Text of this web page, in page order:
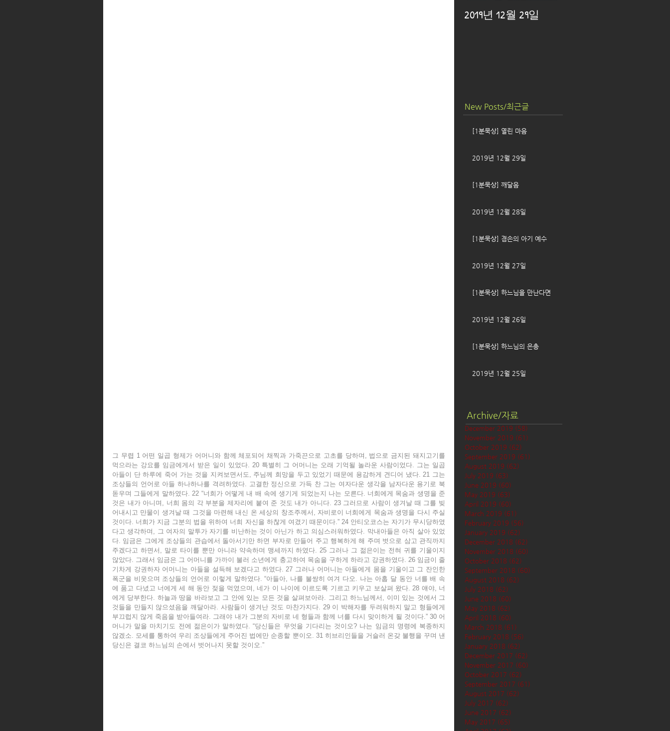
2019년 12월 29일
New Posts/최근글
[1분묵상] 열린 마음
2019년 12월 29일
[1분묵상] 깨달음
2019년 12월 28일
[1분묵상] 겸손의 아기 예수
2019년 12월 27일
[1분묵상] 하느님을 만난다면
2019년 12월 26일
[1분묵상] 하느님의 은총
2019년 12월 25일
Archive/자료
December 2019 (58)
November 2019 (61)
October 2019 (62)
September 2019 (61)
August 2019 (62)
July 2019 (63)
June 2019 (60)
May 2019 (63)
April 2019 (60)
March 2019 (61)
February 2019 (56)
January 2019 (62)
December 2018 (62)
November 2018 (60)
October 2018 (62)
September 2018 (60)
August 2018 (62)
July 2018 (62)
June 2018 (60)
May 2018 (62)
April 2018 (60)
March 2018 (61)
February 2018 (56)
January 2018 (62)
December 2017 (62)
November 2017 (60)
October 2017 (62)
September 2017 (61)
August 2017 (62)
July 2017 (62)
June 2017 (62)
May 2017 (65)
그 무렵 1 어떤 일곱 형제가 어머니와 함께 체포되어 채찍과 가죽끈으로 고초를 당하며, 법으로 금지된 돼지고기를
먹으라는 강요를 임금에게서 받은 일이 있었다. 20 특별히 그 어머니는 오래 기억될 놀라운 사람이었다. 그는 일곱
아들이 단 하루에 죽어 가는 것을 지켜보면서도, 주님께 희망을 두고 있었기 때문에 용감하게 견디어 냈다. 21 그는
조상들의 언어로 아들 하나하나를 격려하였다. 고결한 정신으로 가득 찬 그는 여자다운 생각을 남자다운 용기로 북
돋우며 그들에게 말하였다. 22 “너희가 어떻게 내 배 속에 생기게 되었는지 나는 모른다. 너희에게 목숨과 생명을 준
것은 내가 아니며, 너희 몸의 각 부분을 제자리에 붙여 준 것도 내가 아니다. 23 그러므로 사람이 생겨날 때 그를 빚
어내시고 만물이 생겨날 때 그것을 마련해 내신 온 세상의 창조주께서, 자비로이 너희에게 목숨과 생명을 다시 주실
것이다. 너희가 지금 그분의 법을 위하여 너희 자신을 하찮게 여겼기 때문이다.” 24 안티오코스는 자기가 무시당하였
다고 생각하며, 그 여자의 말투가 자기를 비난하는 것이 아닌가 하고 의심스러워하였다. 막내아들은 아직 살아 있었
다. 임금은 그에게 조상들의 관습에서 돌아서기만 하면 부자로 만들어 주고 행복하게 해 주며 벗으로 삼고 관직까지
주겠다고 하면서, 말로 타이를 뿐만 아니라 약속하며 맹세까지 하였다. 25 그러나 그 젊은이는 전혀 귀를 기울이지
않았다. 그래서 임금은 그 어머니를 가까이 불러 소년에게 충고하여 목숨을 구하게 하라고 강권하였다. 26 임금이 줄
기차게 강권하자 어머니는 아들을 설득해 보겠다고 하였다. 27 그러나 어머니는 아들에게 몸을 기울이고 그 잔인한
폭군을 비웃으며 조상들의 언어로 이렇게 말하였다. “아들아, 나를 불쌍히 여겨 다오. 나는 아홉 달 동안 너를 배 속
에 품고 다녔고 너에게 세 해 동안 젖을 먹였으며, 네가 이 나이에 이르도록 기르고 키우고 보살펴 왔다. 28 얘야, 너
에게 당부한다. 하늘과 땅을 바라보고 그 안에 있는 모든 것을 살펴보아라. 그리고 하느님께서, 이미 있는 것에서 그
것들을 만들지 않으셨음을 깨달아라. 사람들이 생겨난 것도 마찬가지다. 29 이 박해자를 두려워하지 말고 형들에게
부끄럽지 않게 죽음을 받아들여라. 그래야 내가 그분의 자비로 네 형들과 함께 너를 다시 맞이하게 될 것이다.” 30 어
머니가 말을 마치기도 전에 젊은이가 말하였다. “당신들은 무엇을 기다리는 것이오? 나는 임금의 명령에 복종하지
않겠소. 모세를 통하여 우리 조상들에게 주어진 법에만 순종할 뿐이오. 31 히브리인들을 거슬러 온갖 불행을 꾸며 낸
당신은 결코 하느님의 손에서 벗어나지 못할 것이오.”